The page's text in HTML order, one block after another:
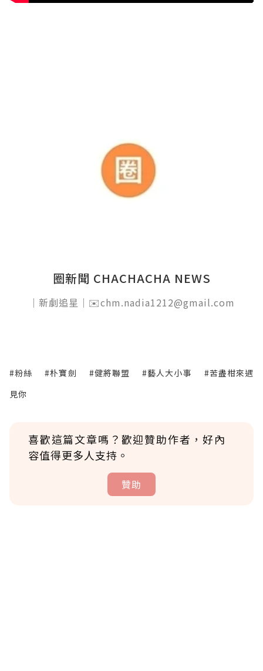
圈新聞 CHACHACHA NEWS
｜新劇追星｜✉️chm.nadia1212@gmail.com
#粉絲 #朴寶劍 #健將聯盟 #藝人大小事
#苦盡柑來遇
見你
喜歡這篇文章嗎？歡迎贊助作者，好內
容值得更多人支持。
贊助